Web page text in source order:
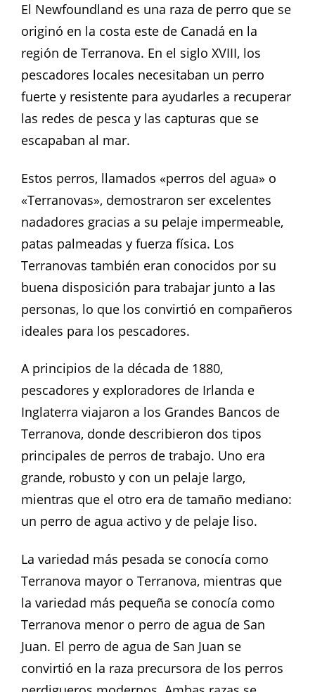
El Newfoundland es una raza de perro que se
originó en la costa este de Canadá en la
región de Terranova. En el siglo XVIII, los
pescadores locales necesitaban un perro
fuerte y resistente para ayudarles a recuperar
las redes de pesca y las capturas que se
escapaban al mar.
Estos perros, llamados «perros del agua» o
«Terranovas», demostraron ser excelentes
nadadores gracias a su pelaje impermeable,
patas palmeadas y fuerza física. Los
Terranovas también eran conocidos por su
buena disposición para trabajar junto a las
personas, lo que los convirtió en compañeros
ideales para los pescadores.
A principios de la década de 1880,
pescadores y exploradores de Irlanda e
Inglaterra viajaron a los Grandes Bancos de
Terranova, donde describieron dos tipos
principales de perros de trabajo. Uno era
grande, robusto y con un pelaje largo,
mientras que el otro era de tamaño mediano:
un perro de agua activo y de pelaje liso.
La variedad más pesada se conocía como
Terranova mayor o Terranova, mientras que
la variedad más pequeña se conocía como
Terranova menor o perro de agua de San
Juan. El perro de agua de San Juan se
convirtió en la raza precursora de los perros